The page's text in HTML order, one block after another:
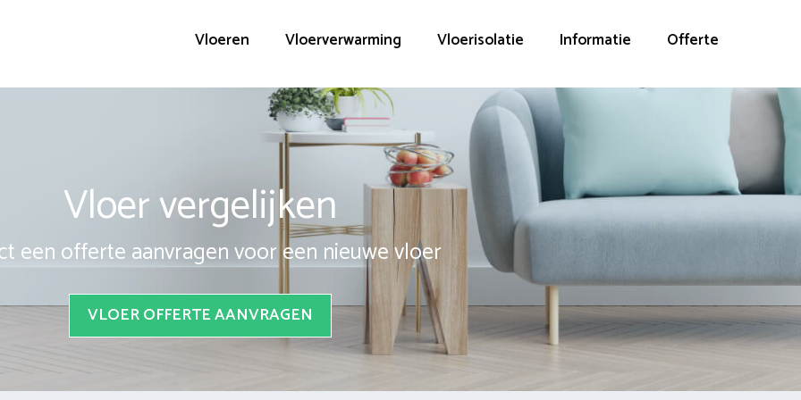
Vloeren Vloerverwarming Vloerisolatie Informatie Offerte
Vloer vergelijken
een offerte aanvragen voor een nieuwe vloer
VLOER OFFERTE AANVRAGEN